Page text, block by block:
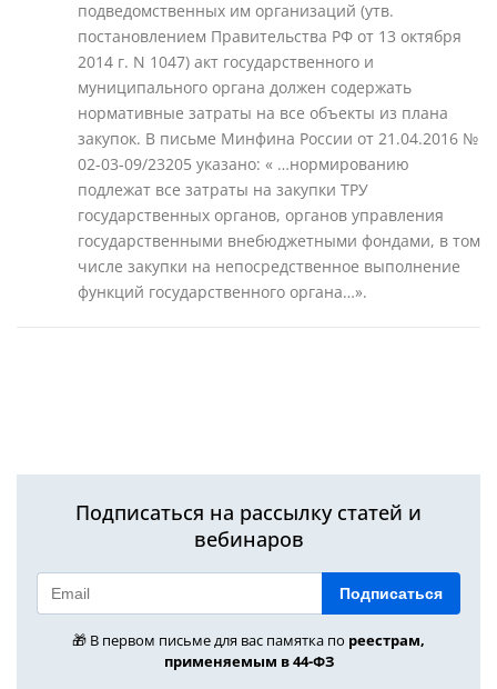
подведомственных им организаций (утв.
постановлением Правительства РФ от 13 октября
2014 г. N 1047) акт государственного и
муниципального органа должен содержать
нормативные затраты на все объекты из плана
закупок. В письме Минфина России от 21.04.2016 №
02-03-09/23205 указано: « …нормированию
подлежат все затраты на закупки ТРУ
государственных органов, органов управления
государственными внебюджетными фондами, в том
числе закупки на непосредственное выполнение
функций государственного органа…».
Подписаться на рассылку статей и
вебинаров
Подписаться
🎁 В первом письме для вас памятка по реестрам,
применяемым в 44-ФЗ